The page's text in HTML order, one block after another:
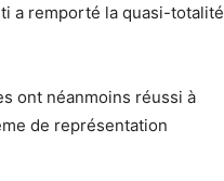
a remporté la quasi-totalité
ont néanmoins réussi à
de représentation